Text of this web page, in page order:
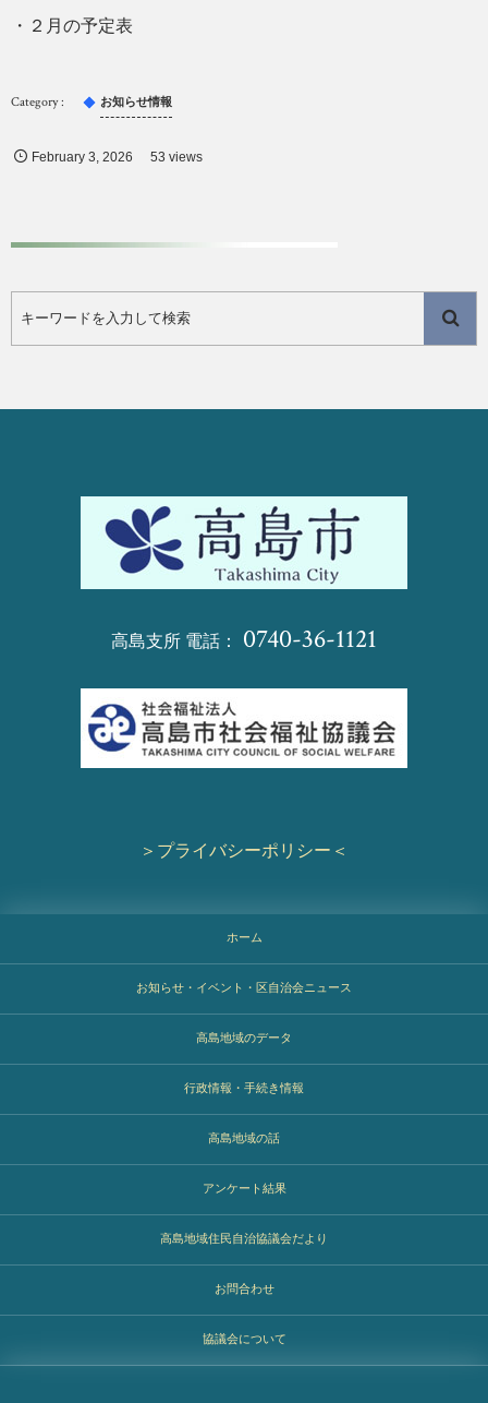
・２月の予定表
お知らせ情報
February 3 ,2026 53 views
高島支所 電話： 0740-36-1121
＞プライバシーポリシー＜
ホーム
お知らせ・イベント・区自治会ニュース
高島地域のデータ
行政情報・手続き情報
高島地域の話
アンケート結果
高島地域住民自治協議会だより
お問合わせ
協議会について